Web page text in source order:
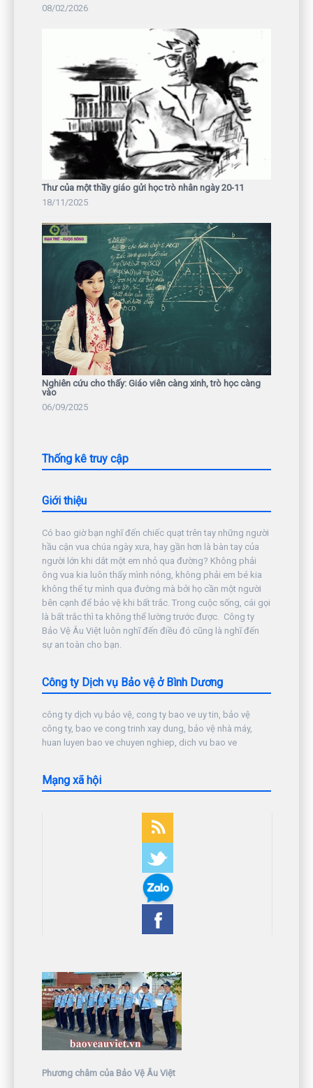
08/02/2026
Thư của một thầy giáo gửi học trò nhân ngày 20-11
18/11/2025
Nghiên cứu cho thấy: Giáo viên càng xinh, trò học càng
vào
06/09/2025
Thống kê truy cập
Giới thiệu
Có bao giờ bạn nghĩ đến chiếc quạt trên tay những người
hầu cận vua chúa ngày xưa, hay gần hơn là bàn tay của
người lớn khi dắt một em nhỏ qua đường? Không phải
ông vua kia luôn thấy mình nóng, không phải em bé kia
không thể tự mình qua đường mà bởi họ cần một người
bên cạnh để bảo vệ khi bất trắc. Trong cuộc sống, cái gọi
là bất trắc thì ta không thể lường trước được. Công ty
Bảo Vệ Âu Việt luôn nghĩ đến điều đó cũng là nghĩ đến
sự an toàn cho bạn.
Công ty Dịch vụ Bảo vệ ở Bình Dương
công ty dịch vụ bảo vệ, cong ty bao ve uy tin, bảo vệ
công ty, bao ve cong trinh xay dung, bảo vệ nhà máy,
huan luyen bao ve chuyen nghiep, dich vu bao ve
Mạng xã hội
Phương châm của Bảo Vệ Âu Việt